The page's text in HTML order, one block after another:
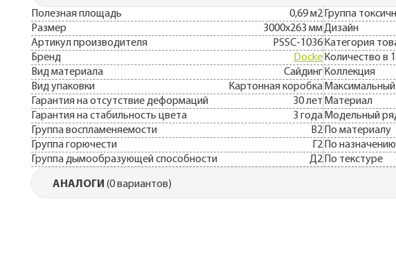
Полезная площадь
0,69 м2
Размер
3000х263 мм
Артикул производителя
PSSC-1036
Бренд
Docke
Вид материала
Сайдинг
Вид упаковки
Картонная коробка
Гарантия на отсутствие деформаций
30 лет
Гарантия на стабильность цвета
3 года
Группа воспламеняемости
В2
Группа горючести
Г2
Группа дымообразующей способности
Д2
Группа
Дизайн
Категория
Количество в
Коллекция
Материал
Модельный
По материалу
По назначению
По текстуре
АНАЛОГИ (0 вариантов)